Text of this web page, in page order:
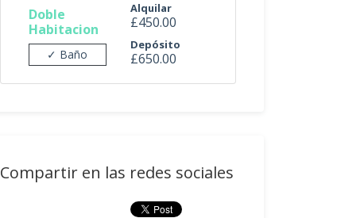
Doble
Habitacion
✓ Baño
Alquilar
£450.00
Depósito
£650.00
Compartir en las redes sociales